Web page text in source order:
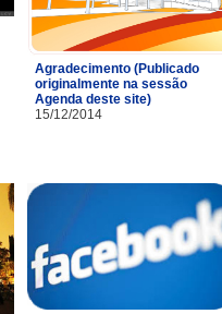
Agradecimento (Publicado
originalmente na sessão
Agenda deste site)
15/12/2014